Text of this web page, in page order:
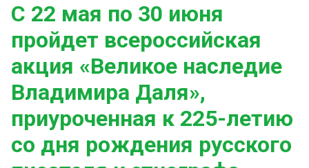
С 22 мая по 30 июня
пройдет всероссийская
акция «Великое наследие
Владимира Даля»,
приуроченная к 225-летию
со дня рождения русского